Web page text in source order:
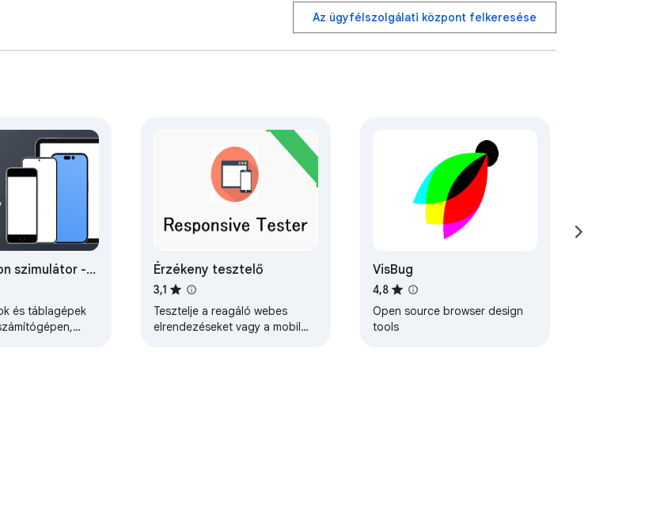
Az ügyfélszolgálati központ felkeresése
szimulátor -
és táblagépek
Érzékeny tesztelő
3,1
Tesztelje a reagáló webes
elrendezéseket vagy a mobil
VisBug
4,8
Open source browser design
tools